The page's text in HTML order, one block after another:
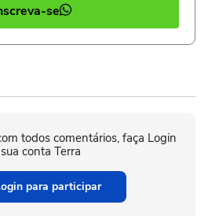
se
todos comentários, faça Login
conta Terra
para participar